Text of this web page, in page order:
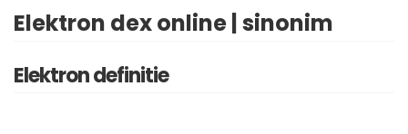
Elektron dex online | sinonim
Elektron definitie